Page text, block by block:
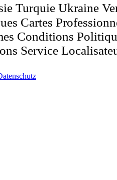
Turquie Ukraine
Cartes
Conditions
Service